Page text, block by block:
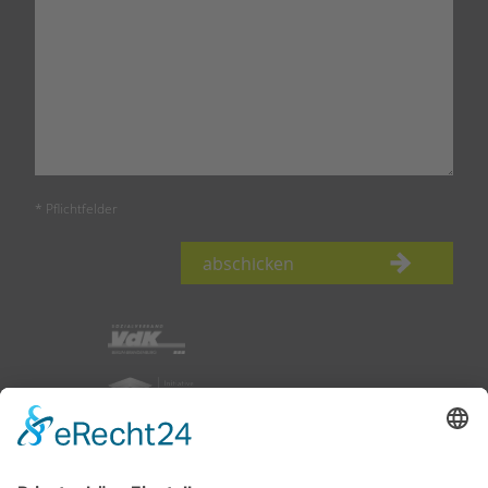
* Pflichtfelder
abschicken